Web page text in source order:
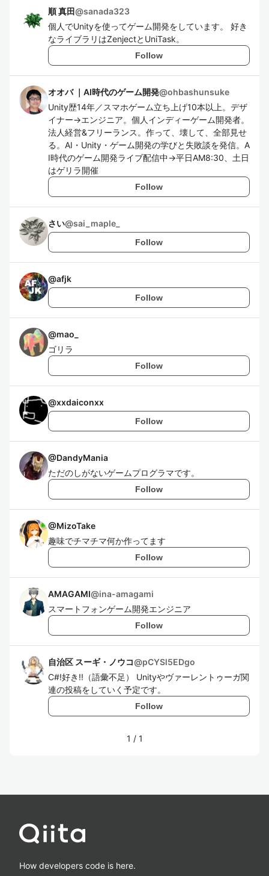
順 真田@sanada323
個人でUnityを使ってゲーム開発をしています。 好き
なライブラリはZenjectとUniTask。
Follow
オオバ ｜AI時代のゲーム開発@ohbashunsuke
Unity歴14年／スマホゲーム立ち上げ10本以上。デザ
イナー→エンジニア。個人インディーゲーム開発者。
法人経営&フリーランス。作って、壊して、全部見せ
る。AI・Unity・ゲーム開発の学びと失敗談を発信。A
I時代のゲーム開発ライブ配信中→平日AM8:30、土日
はゲリラ開催
Follow
さい@sai_maple_
Follow
@afjk
Follow
@mao_
ゴリラ
Follow
@xxdaiconxx
Follow
@DandyMania
ただのしがないゲームプログラマです。
Follow
@MizoTake
趣味でチマチマ何か作ってます
Follow
AMAGAMI@ina-amagami
スマートフォンゲーム開発エンジニア
Follow
自治区 スーギ・ノウコ@pCYSl5EDgo
C#!好き!!（語彙不足） Unityやヴァーレントゥーガ関
連の投稿をしていく予定です。
Follow
1 / 1
How developers code is here.